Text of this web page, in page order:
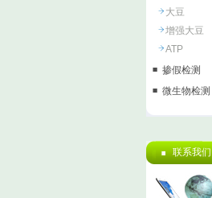
大豆
增强大豆
ATP
掺假检测
微生物检测
联系我们